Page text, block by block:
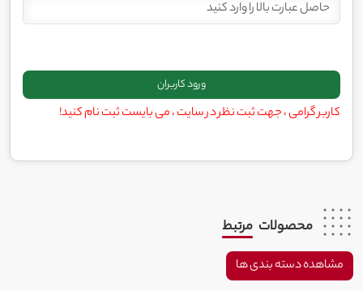
کاربر گرامی ، جهت ثبت نظر در سایت ، می بایست ثبت نام کنید!
محصولات مرتبط
مشاهده دسته بندی ها